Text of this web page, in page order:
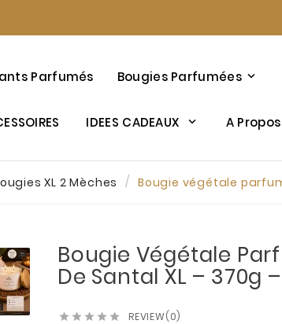
Parfumés Bougies Parfumées
IDEES CADEAUX A Propos
XL 2 Mèches Bougie végétale
Bougie Végétale
De Santal XL – 370g
     REVIEW(0)